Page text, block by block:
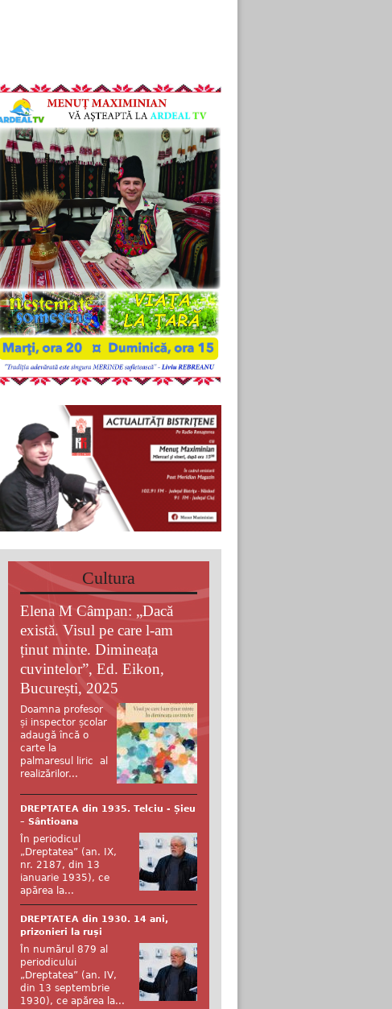
Cultura
Elena M Câmpan: „Dacă
există. Visul pe care l-am
ținut minte. Dimineața
cuvintelor”, Ed. Eikon,
București, 2025
Doamna profesor
și inspector școlar
adaugă încă o
carte la
palmaresul liric al
realizărilor...
DREPTATEA din 1935. Telciu - Șieu
– Sântioana
În periodicul
„Dreptatea” (an. IX,
nr. 2187, din 13
ianuarie 1935), ce
apărea la...
DREPTATEA din 1930. 14 ani,
prizonieri la ruși
În numărul 879 al
periodicului
„Dreptatea” (an. IV,
din 13 septembrie
1930), ce apărea la...